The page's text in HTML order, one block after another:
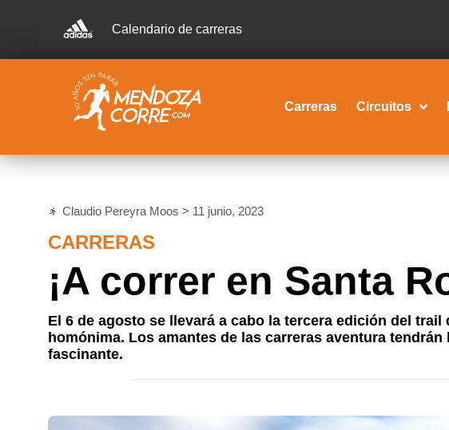
Calendario de carreras
Carreras Circuitos
Claudio Pereyra Moos > 11 junio, 2023
CARRERAS
¡A correr en Santa
El 6 de agosto se llevará a cabo la tercera edición del
homónima. Los amantes de las carreras aventura
fascinante.